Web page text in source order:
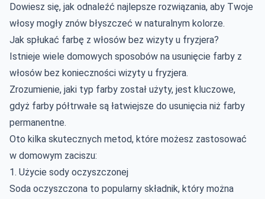
Dowiesz się, jak odnaleźć najlepsze rozwiązania, aby Twoje
włosy mogły znów błyszczeć w naturalnym kolorze.
Jak spłukać farbę z włosów bez wizyty u fryzjera?
Istnieje wiele domowych sposobów na usunięcie farby z
włosów bez konieczności wizyty u fryzjera.
Zrozumienie, jaki typ farby został użyty, jest kluczowe,
gdyż farby półtrwałe są łatwiejsze do usunięcia niż farby
permanentne.
Oto kilka skutecznych metod, które możesz zastosować
w domowym zaciszu:
1. Użycie sody oczyszczonej
Soda oczyszczona to popularny składnik, który można